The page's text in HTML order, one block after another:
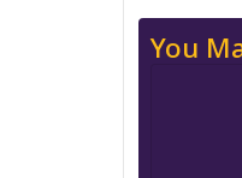
You